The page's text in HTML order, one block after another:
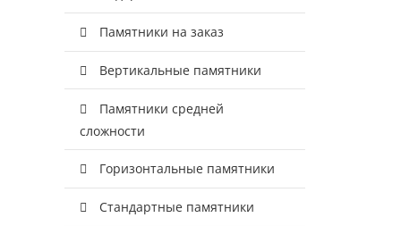
Памятники на заказ
Вертикальные памятники
Памятники средней
сложности
Горизонтальные памятники
Стандартные памятники